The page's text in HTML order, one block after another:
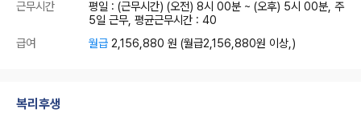
근무시간
평일 : (근무시간) (오전) 8시 00분 ~ (오후) 5시 00분, 주
5일 근무, 평균근무시간 : 40
급여
월급 2,156,880 원 (월급2,156,880원 이상,)
복리후생